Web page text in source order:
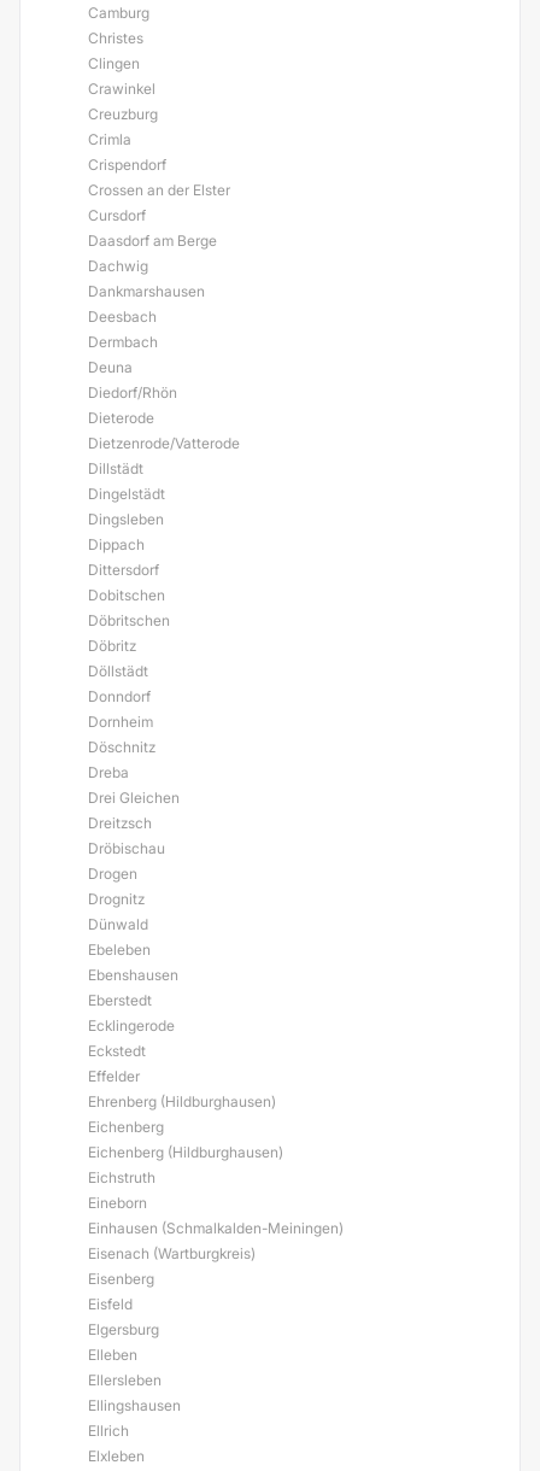
Camburg
Christes
Clingen
Crawinkel
Creuzburg
Crimla
Crispendorf
Crossen an der Elster
Cursdorf
Daasdorf am Berge
Dachwig
Dankmarshausen
Deesbach
Dermbach
Deuna
Diedorf/Rhön
Dieterode
Dietzenrode/Vatterode
Dillstädt
Dingelstädt
Dingsleben
Dippach
Dittersdorf
Dobitschen
Döbritschen
Döbritz
Döllstädt
Donndorf
Dornheim
Döschnitz
Dreba
Drei Gleichen
Dreitzsch
Dröbischau
Drogen
Drognitz
Dünwald
Ebeleben
Ebenshausen
Eberstedt
Ecklingerode
Eckstedt
Effelder
Ehrenberg (Hildburghausen)
Eichenberg
Eichenberg (Hildburghausen)
Eichstruth
Eineborn
Einhausen (Schmalkalden-Meiningen)
Eisenach (Wartburgkreis)
Eisenberg
Eisfeld
Elgersburg
Elleben
Ellersleben
Ellingshausen
Ellrich
Elxleben